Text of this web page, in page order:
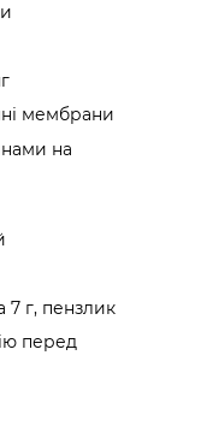
мембрани
на
7 г, пензлик
перед